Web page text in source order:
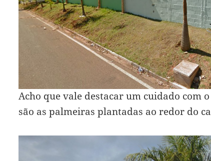
Acho que vale destacar um cuidado com
são as palmeiras plantadas ao redor do